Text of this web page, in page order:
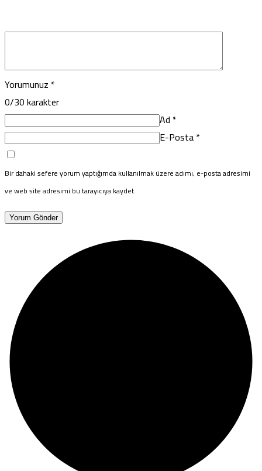
Yorumunuz *
0/30 karakter
Ad *
E-Posta*
Bir dahaki sefere yorum yaptığımda kullanılmak üzere adımı, e-posta adresimi
ve web site adresimi bu tarayıcıya kaydet.
Yorum Gönder